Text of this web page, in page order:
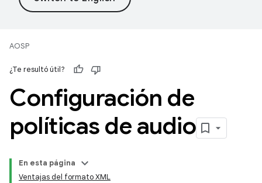
AOSP
¿Te resultó útil?
Configuración de
políticas de audio
En esta página
Ventajas del formato XML